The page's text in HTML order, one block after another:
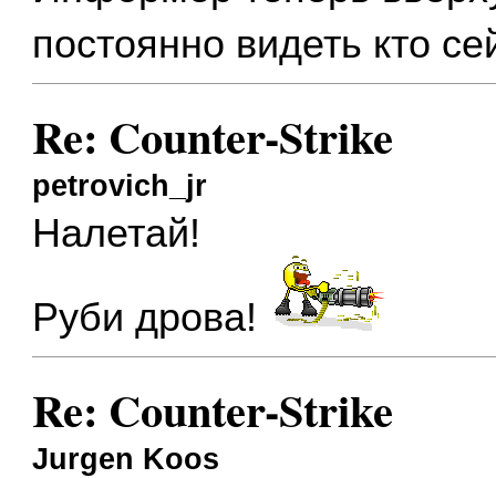
постоянно видеть кто
Re: Counter-Strike
petrovich_jr
Налетай!
Руби дрова!
Re: Counter-Strike
Jurgen Koos